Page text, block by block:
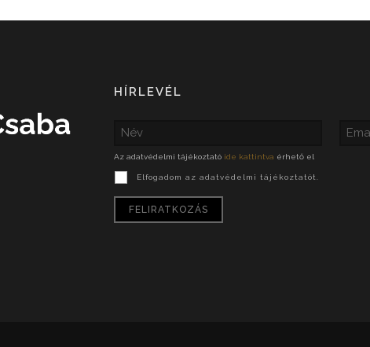
HÍRLEVÉL
Az adatvédelmi tájékoztató ide kattintva érhető el
Elfogadom az adatvédelmi tájékoztatót.